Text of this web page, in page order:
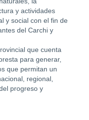
y actividades
y social con el fin de
del Carchi y
que cuenta
para generar,
que permitan un
regional,
progreso y